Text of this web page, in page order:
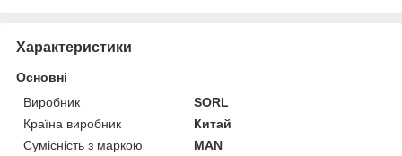
Характеристики
Основні
Виробник
SORL
Країна виробник
Китай
Сумісність з маркою
MAN